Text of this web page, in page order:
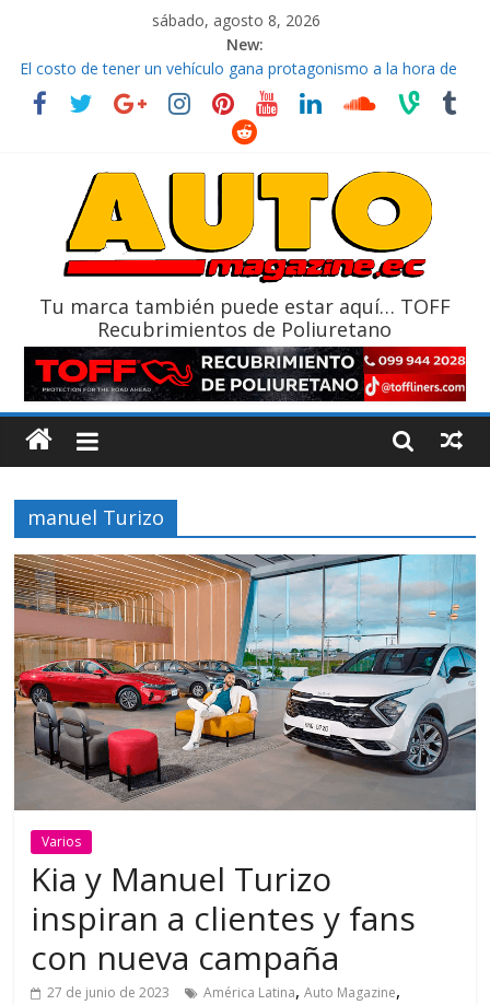
sábado, agosto 8, 2026
New:
El costo de tener un vehículo gana protagonismo a la hora de
decidir
Ultima película ‘Spider‑Man: Brand New Day’ pone en escena a
La Vuelta al Ecuador 2026, edición 47ª, recorre 7 provincias en 8
La FEDAK recibe 12 Sinotruk Bolden para cubrir las rutas de La
Tu marca también puede estar aquí… TOFF
Recubrimientos de Poliuretano
manuel Turizo
Varios
Kia y Manuel Turizo
inspiran a clientes y fans
con nueva campaña
27 de junio de 2023 América Latina,Auto Magazine,